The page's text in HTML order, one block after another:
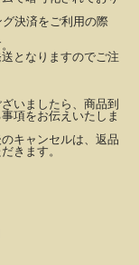
決済をご利用の際
となりますのでご注
いましたら、商品到
項をお伝えいたしま
キャンセルは、返品
きます。